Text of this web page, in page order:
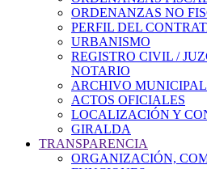
ORDENANZAS NO
PERFIL DEL
URBANISMO
REGISTRO CIVIL /
NOTARIO
ARCHIVO MUNICIPAL
ACTOS OFICIALES
LOCALIZACIÓN Y
GIRALDA
TRANSPARENCIA
ORGANIZACIÓN,